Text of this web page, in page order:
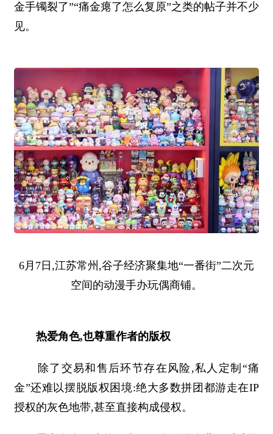
金手镯裂了”“痛金瘪了怎么复原”之类的帖子并不少
见。
6月7日,江苏常州,谷子经济聚集地“一番街”二次元
空间的动漫手办玩偶商铺。
热爱角色,也尊重作者的版权
除了交易和售后环节存在风险,私人定制“痛
金”还难以摆脱版权困境:绝大多数拼团都游走在IP
授权的灰色地带,甚至直接构成侵权。